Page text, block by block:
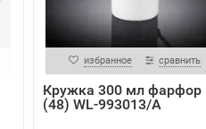
избранное сравнить
Кружка 300 мл фарфор
(48) WL-993013/A